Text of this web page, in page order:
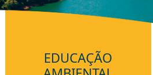
EDUCAÇÃO